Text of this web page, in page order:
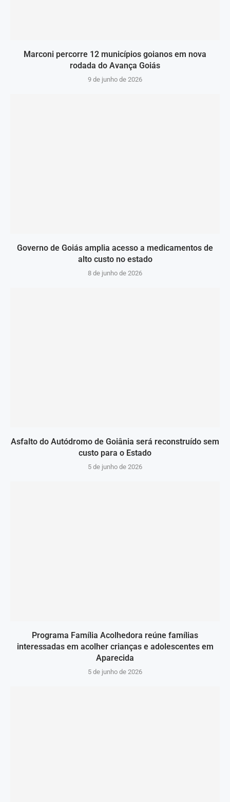
Marconi percorre 12 municípios goianos em nova
rodada do Avança Goiás
9 de junho de 2026
Governo de Goiás amplia acesso a medicamentos de
alto custo no estado
8 de junho de 2026
Asfalto do Autódromo de Goiânia será reconstruído sem
custo para o Estado
5 de junho de 2026
Programa Família Acolhedora reúne famílias
interessadas em acolher crianças e adolescentes em
Aparecida
5 de junho de 2026